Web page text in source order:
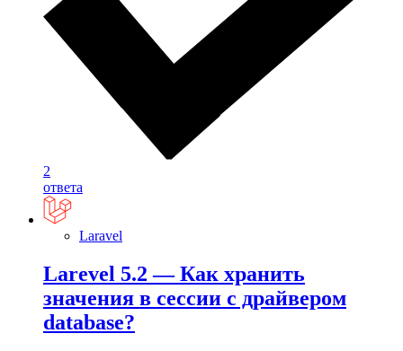
2
ответа
Laravel
Larevel 5.2 — Как хранить
значения в сессии с драйвером
database?